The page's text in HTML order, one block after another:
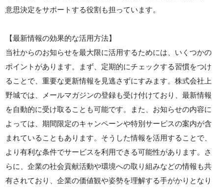
意思決定をサポートする役割も担っています。
【最新情報の効果的な活用方法】
当社からのお知らせを最大限に活用するためには、いくつかの
ポイントがあります。まず、定期的にチェックする習慣をつけ
ることで、重要な更新情報を見逃さずにすみます。株式会社上
野城では、メールマガジンの登録も受け付けており、最新情報
を自動的に受け取ることも可能です。また、お知らせの内容に
よっては、期間限定のキャンペーンや特別サービスの案内が含
まれていることもあります。そうした情報を活用することで、
より有利な条件でサービスを利用できる可能性があります。さ
らに、企業の社会貢献活動や環境への取り組みなどの情報も共
有されており、企業の価値観や姿勢を理解する手がかりとなり